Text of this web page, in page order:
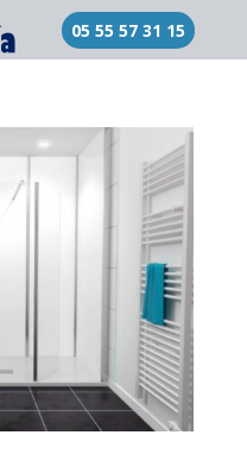
05 55 57 31 15